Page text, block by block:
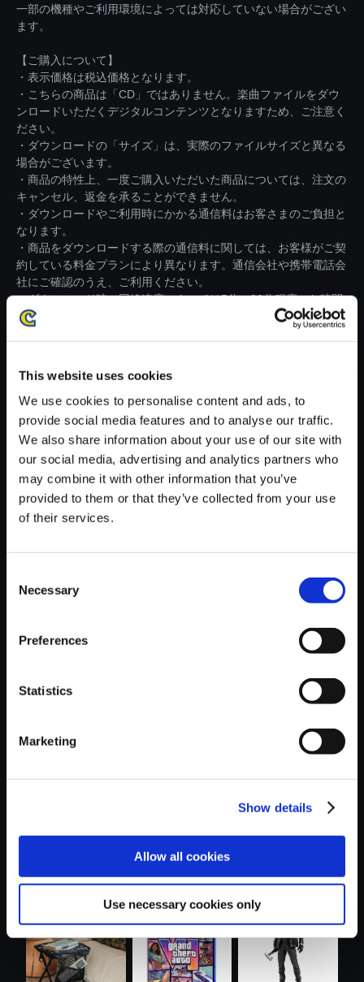
This website uses cookies
We use cookies to personalise content and ads, to
provide social media features and to analyse our traffic.
We also share information about your use of our site with
our social media, advertising and analytics partners who
may combine it with other information that you’ve
provided to them or that they’ve collected from your use
of their services.
Selection
Necessary
Preferences
Statistics
Marketing
Show details
Allow all cookies
Use necessary cookies only
一部の機種やご利用環境によっては対応していない場合がござい
ます。
【ご購入について】
・表示価格は税込価格となります。
・こちらの商品は「CD」ではありません。楽曲ファイルをダウ
ンロードいただくデジタルコンテンツとなりますため、ご注意く
ださい。
・ダウンロードの「サイズ」は、実際のファイルサイズと異なる
場合がございます。
・商品の特性上、一度ご購入いただいた商品については、注文の
キャンセル、返金を承ることができません。
・ダウンロードやご利用時にかかる通信料はお客さまのご負担と
なります。
・商品をダウンロードする際の通信料に関しては、お客様がご契
約している料金プランにより異なります。通信会社や携帯電話会
社にご確認のうえ、ご利用ください。
・ダウンロード時、回線速度によっては5分～82分程度のお時間
がかかる場合がございます。
※ご購入いただいたファイルのダウンロードの際には、通信環境
【単曲】流星のロックマン パー
フェクトコレクション オリジナ
150円
カプコンフィギュ